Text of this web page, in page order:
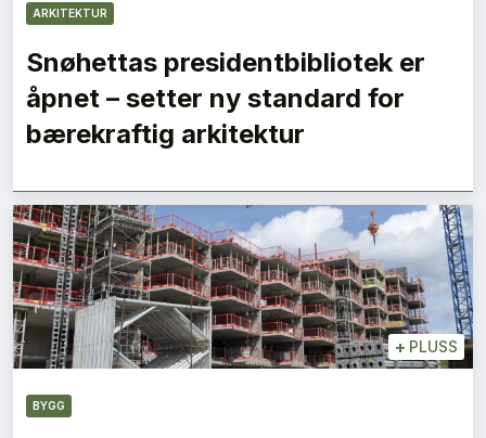
ARKITEKTUR
Snøhettas presidentbibliotek er
åpnet – setter ny standard for
bærekraftig arkitektur
+ PLUSS
BYGG